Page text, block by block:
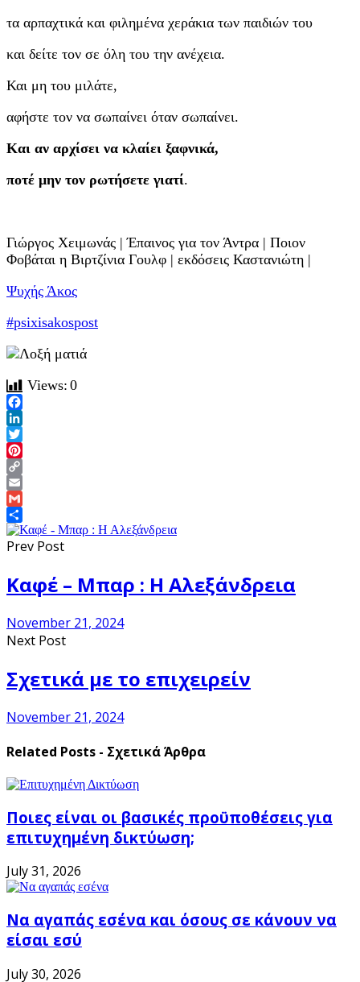
τα αρπαχτικά και φιλημένα χεράκια των παιδιών του
και δείτε τον σε όλη του την ανέχεια.
Και μη του μιλάτε,
αφήστε τον να σωπαίνει όταν σωπαίνει.
Και αν αρχίσει να κλαίει ξαφνικά,
ποτέ μην τον ρωτήσετε γιατί.
Γιώργος Χειμωνάς | Έπαινος για τον Άντρα | Ποιον
Φοβάται η Βιρτζίνια Γουλφ | εκδόσεις Καστανιώτη |
Ψυχής Άκος
#psixisakospost
Views: 0
Facebook
LinkedIn
Twitter
Pinterest
Copy
Link
Email
Gmail
Share
Prev Post
Καφέ – Μπαρ : Η Αλεξάνδρεια
November 21, 2024
Next Post
Σχετικά με το επιχειρείν
November 21, 2024
Related Posts - Σχετικά Άρθρα
Ποιες είναι οι βασικές προϋποθέσεις για
επιτυχημένη δικτύωση;
July 31, 2026
Να αγαπάς εσένα και όσους σε κάνουν να
είσαι εσύ
July 30, 2026